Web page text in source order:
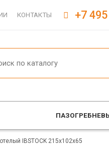
КОНТАКТЫ +7
IBSTOCK 215x102x65